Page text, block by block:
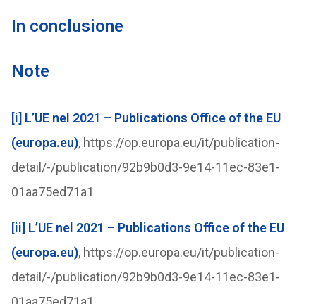
In conclusione
Note
[i] L’UE nel 2021 – Publications Office of the EU
(europa.eu), https://op.europa.eu/it/publication-
detail/-/publication/92b9b0d3-9e14-11ec-83e1-
01aa75ed71a1
[ii] L’UE nel 2021 – Publications Office of the EU
(europa.eu), https://op.europa.eu/it/publication-
detail/-/publication/92b9b0d3-9e14-11ec-83e1-